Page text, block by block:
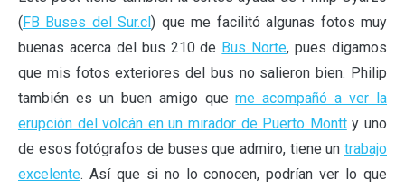
(FB Buses del Sur.cl) que me facilitó algunas fotos muy
buenas acerca del bus 210 de Bus Norte, pues digamos
que mis fotos exteriores del bus no salieron bien. Philip
también es un buen amigo queme acompañó a ver la
erupción del volcán en un mirador de Puerto Montty uno
de esos fotógrafos de buses que admiro, tiene un trabajo
excelente. Así que si no lo conocen, podrían ver lo que